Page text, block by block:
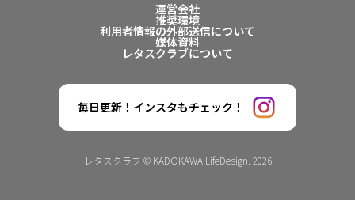
運営会社
推奨環境
利用者情報の外部送信について
媒体資料
レタスクラブについて
毎日更新！インスタもチェック！
レタスクラブ © KADOKAWA LifeDesign. 2026